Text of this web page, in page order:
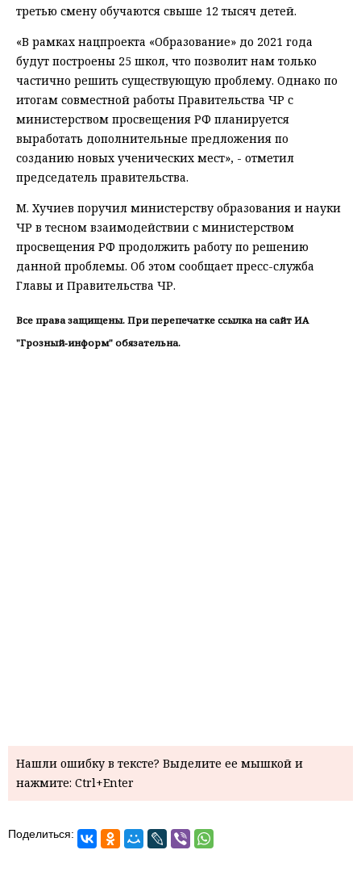
третью смену обучаются свыше 12 тысяч детей.
«В рамках нацпроекта «Образование» до 2021 года
будут построены 25 школ, что позволит нам только
частично решить существующую проблему. Однако по
итогам совместной работы Правительства ЧР с
министерством просвещения РФ планируется
выработать дополнительные предложения по
созданию новых ученических мест», - отметил
председатель правительства.
М. Хучиев поручил министерству образования и науки
ЧР в тесном взаимодействии с министерством
просвещения РФ продолжить работу по решению
данной проблемы. Об этом сообщает пресс-служба
Главы и Правительства ЧР.
Все права защищены. При перепечатке ссылка на сайт ИА
"Грозный-информ" обязательна.
Нашли ошибку в тексте? Выделите ее мышкой и
нажмите: Ctrl+Enter
Поделиться: